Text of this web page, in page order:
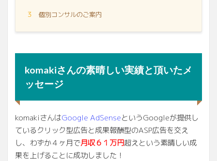
3 個別コンサルのご案内
komakiさんの素晴しい実績と頂いたメ
ッセージ
komakiさんはGoogle AdSenseというGoogleが提供し
ているクリック型広告と成果報酬型のASP広告を交え
し、わずか４ヶ月で月収６１万円超えという素晴しい成
果を上げることに成功しました！